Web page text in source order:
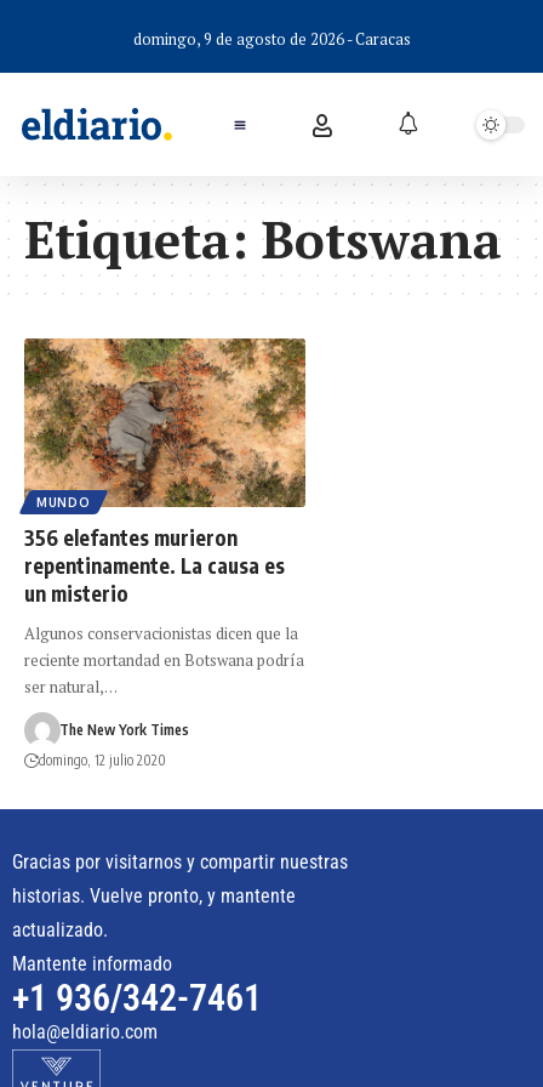
domingo, 9 de agosto de 2026 - Caracas
Etiqueta: Botswana
MUNDO
356 elefantes murieron
repentinamente. La causa es
un misterio
Algunos conservacionistas dicen que la
reciente mortandad en Botswana podría
ser natural,…
The New York Times
domingo, 12 julio 2020
Gracias por visitarnos y compartir nuestras
historias. Vuelve pronto, y mantente
actualizado.
Mantente informado
+1 936/342-7461
hola@eldiario.com